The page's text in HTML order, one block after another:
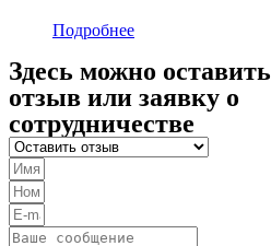
Подробнее
Здесь можно оставить
отзыв или заявку о
сотрудничестве